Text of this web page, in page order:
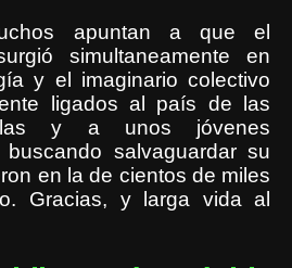
apuntan a que el
simultaneamente en
y el imaginario colectivo
ligados al país de las
y a unos jóvenes
buscando salvaguardar su
en la de cientos de miles
Gracias, y larga vida al